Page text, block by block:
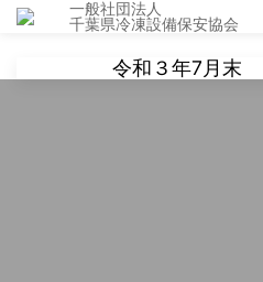
一般社団法人
千葉県冷凍設備保安協会
令和３年7月末